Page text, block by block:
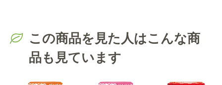
この商品を見た人はこんな商
品も見ています